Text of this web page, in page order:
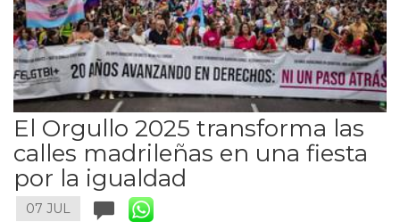
El Orgullo 2025 transforma las
calles madrileñas en una fiesta
por la igualdad
07 JUL